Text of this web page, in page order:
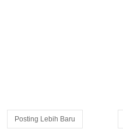
Posting Lebih Baru